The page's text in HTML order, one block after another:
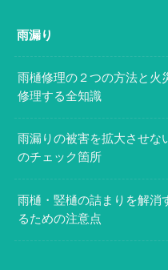
雨漏り
雨樋修理の２つの方法と火
修理する全知識
雨漏りの被害を拡大させな
のチェック箇所
雨樋・竪樋の詰まりを解消
るための注意点